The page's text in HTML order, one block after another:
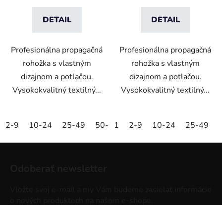
DETAIL
Profesionálna propagačná
rohožka s vlastným
dizajnom a potlačou.
Vysokokvalitný textilný...
2-9 10-24 25-49 50-99 100-249 250-499
DETAIL
Profesionálna propagačná
rohožka s vlastným
dizajnom a potlačou.
Vysokokvalitný textilný...
1 2-9 10-24 25-49